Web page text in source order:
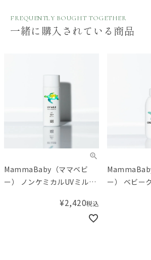
FREQUENTLY BOUGHT TOGETHER
一緒に購入されている商品
MammaBaby（ママベビ
ー） ノンケミカルUVミルク
¥2,420税込
ー） ベビー